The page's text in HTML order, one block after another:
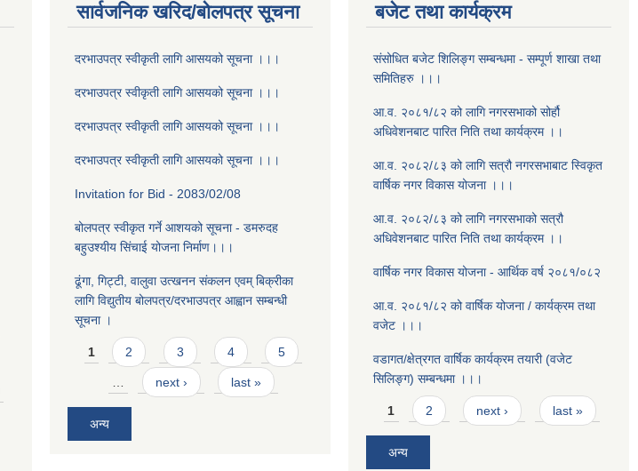
सार्वजनिक खरिद/बोलपत्र सूचना
दरभाउपत्र स्वीकृती लागि आसयको सूचना ।।।
दरभाउपत्र स्वीकृती लागि आसयको सूचना ।।।
दरभाउपत्र स्वीकृती लागि आसयको सूचना ।।।
दरभाउपत्र स्वीकृती लागि आसयको सूचना ।।।
Invitation for Bid - 2083/02/08
बोलपत्र स्वीकृत गर्ने आशयको सूचना - डमरुदह
बहुउश्यीय सिंचाई योजना निर्माण।।।
ढूंगा, गिट्टी, वालुवा उत्खनन संकलन एवम् बिक्रीका
लागि विद्युतीय बोलपत्र/दरभाउपत्र आह्वान सम्बन्धी
सूचना ।
Pages
1 2 3 4 5
next › last »
अन्य
बजेट तथा कार्यक्रम
संसोधित बजेट शिलिङ्ग सम्बन्धमा - सम्पूर्ण शाखा तथा
समितिहरु ।।।
आ.व. २०८१/८२ को लागि नगरसभाको सोर्हौ
अधिवेशनबाट पारित निति तथा कार्यक्रम ।।
आ.व. २०८२/८३ को लागि सत्रौ नगरसभाबाट स्विकृत
वार्षिक नगर विकास योजना ।।।
आ.व. २०८२/८३ को लागि नगरसभाको सत्रौ
अधिवेशनबाट पारित निति तथा कार्यक्रम ।।
वार्षिक नगर विकास योजना - आर्थिक वर्ष २०८१/०८२
आ.व. २०८१/८२ को वार्षिक योजना / कार्यक्रम तथा
वजेट ।।।
वडागत/क्षेत्रगत वार्षिक कार्यक्रम तयारी (वजेट
सिलिङ्ग) सम्बन्धमा ।।।
Pages
1 2 next › last »
अन्य